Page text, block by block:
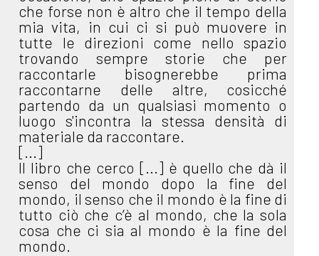
che forse non è altro che il tempo della
mia vita, in cui ci si può muovere in
tutte le direzioni come nello spazio
trovando sempre storie che per
raccontarle bisognerebbe prima
raccontarne delle altre, cosicché
partendo da un qualsiasi momento o
luogo s'incontra la stessa densità di
materiale da raccontare.
[...]
Il libro che cerco [...] è quello che dà il
senso del mondo dopo la fine del
mondo, il senso che il mondo è la fine di
tutto ciò che c’è al mondo, che la sola
cosa che ci sia al mondo è la fine del
mondo.